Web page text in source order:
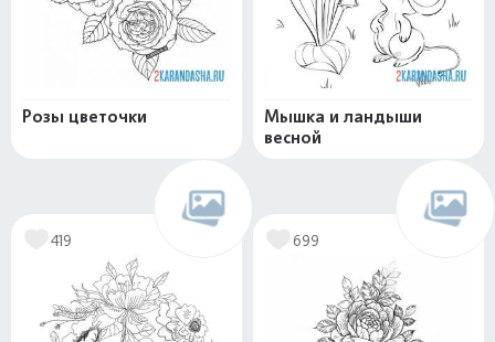
Розы цветочки
Мышка и ландыши
весной
419 699